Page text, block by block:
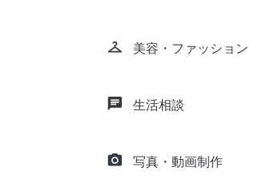
checkroom 美容・ファッション
chat 生活相談
camera_alt 写真・動画制作